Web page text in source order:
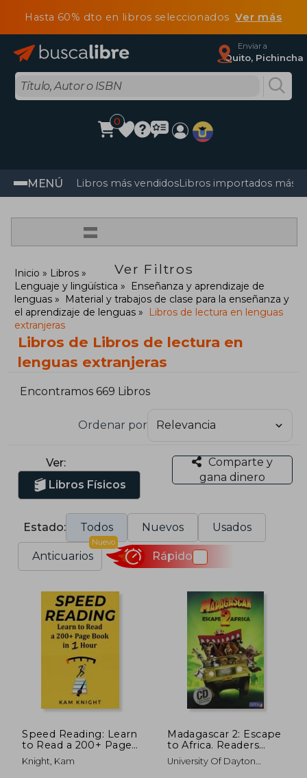
Hasta 60% dto en libros seleccionadosVer más
Enviar a
Quito, Pichincha
0
MENÚ Libros más vendidosLibros importados más
=
Ver Filtros
Inicio
Libros
Lenguaje y lingüística
Enseñanza y aprendizaje de
lenguas
Material y trabajos de clase para la enseñanza y
el aprendizaje de lenguas
Libros de lectura en lenguas
extranjeras
Libros de Libros de lectura en
lenguas extranjeras
Encontramos 669 Libros
Ordenar por
Ver:
Libros Físicos
Comparte y
gana dinero
Estado: Todos Nuevos Usados
Anticuarios
Nuevo
Rápido
Speed Reading: Learn
to Read a 200+ Page
Book in 1 Hour (en
Inglés)
Knight, Kam
Madagascar 2: Escape
to Africa. Readers
Level 2 (Lecturas
(ingles)) (en Inglés)
University Of Dayton